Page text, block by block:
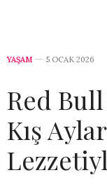
YAŞAM 5 OCAK 2026
Red
Kış